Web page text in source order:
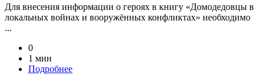
Для внесения информации о героях в книгу «Домодедовцы в
локальных войнах и вооружённых конфликтах» необходимо
...
0
1 мин
Подробнее